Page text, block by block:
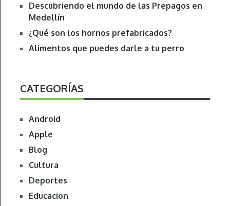
Descubriendo el mundo de las Prepagos en
Medellín
¿Qué son los hornos prefabricados?
Alimentos que puedes darle a tu perro
CATEGORÍAS
Android
Apple
Blog
Cultura
Deportes
Educacion